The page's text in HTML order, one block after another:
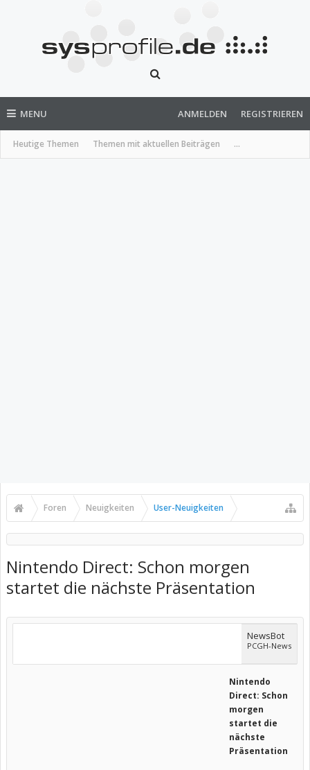
MENU
Heutige Themen Themen mit aktuellen Beiträgen ...
ANMELDEN REGISTRIEREN
Foren Neuigkeiten User-Neuigkeiten
Nintendo Direct: Schon morgen
startet die nächste Präsentation
NewsBot
PCGH-News
Nintendo
Direct: Schon
morgen
startet die
nächste
Präsentation